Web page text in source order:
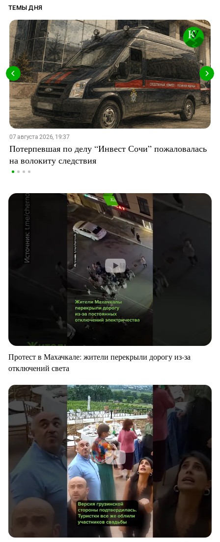
ТЕМЫ ДНЯ
07 августа 2026, 19:37
Потерпевшая по делу “Инвест Сочи” пожаловалась
на волокиту следствия
Протест в Махачкале: жители перекрыли дорогу из-за
отключений света